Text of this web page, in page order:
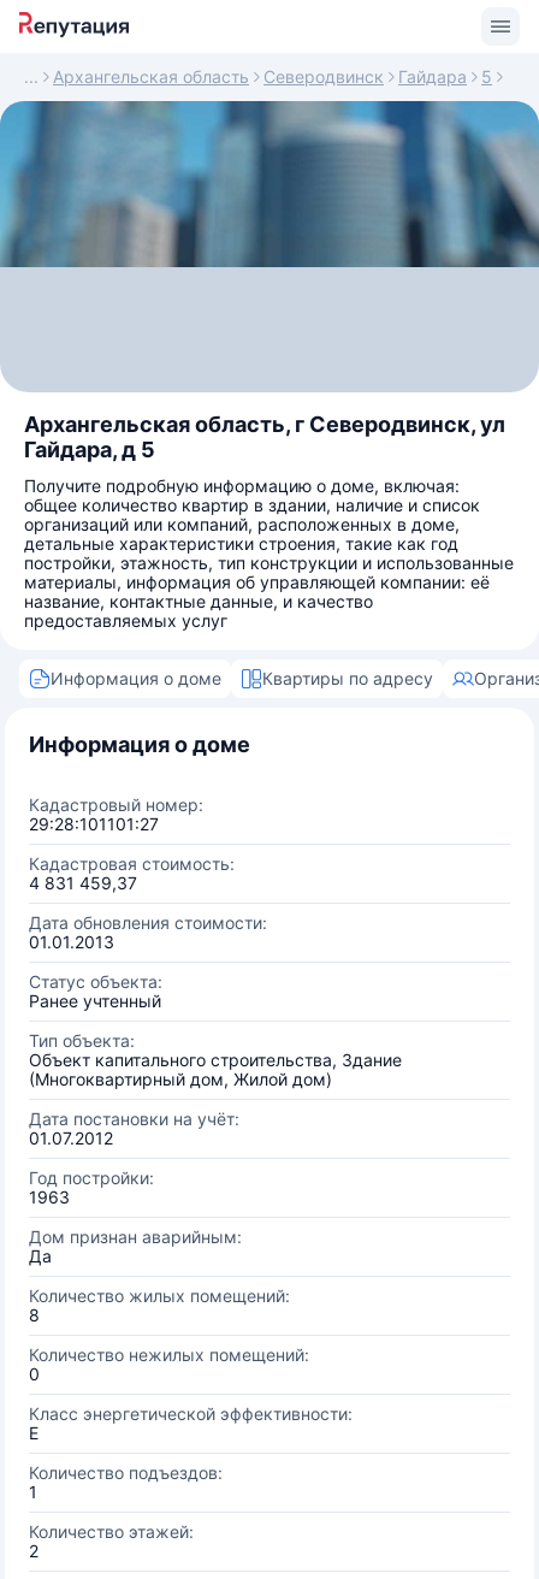
Архангельская область Северодвинск Гайдара 5
Архангельская область, г Северодвинск, ул
Гайдара, д 5
Получите подробную информацию о доме, включая:
общее количество квартир в здании, наличие и список
организаций или компаний, расположенных в доме,
детальные характеристики строения, такие как год
постройки, этажность, тип конструкции и использованные
материалы, информация об управляющей компании: её
название, контактные данные, и качество
предоставляемых услуг
Информация о доме Квартиры по адресу
Информация о доме
Кадастровый номер:
29:28:101101:27
Кадастровая стоимость:
4 831 459,37
Дата обновления стоимости:
01.01.2013
Статус объекта:
Ранее учтенный
Тип объекта:
Объект капитального строительства, Здание
(Многоквартирный дом, Жилой дом)
Дата постановки на учёт:
01.07.2012
Год постройки:
1963
Дом признан аварийным:
Да
Количество жилых помещений:
8
Количество нежилых помещений:
0
Класс энергетической эффективности:
E
Количество подъездов:
1
Количество этажей:
2